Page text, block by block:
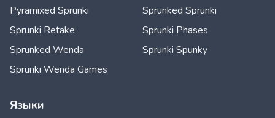
Pyramixed Sprunki
Sprunked Sprunki
Sprunki Retake
Sprunki Phases
Sprunked Wenda
Sprunki Spunky
Sprunki Wenda Games
Языки